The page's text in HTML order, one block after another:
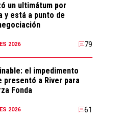
un ultimátum por
y está a punto de
2026 79
el impedimento
presentó a River para
Fonda
2026 61